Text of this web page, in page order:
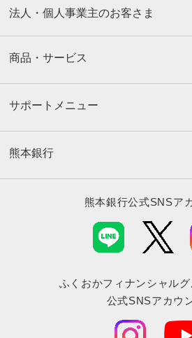
法人・個人事業主のお客さま
商品・サービス
サポートメニュー
熊本銀行
熊本銀行公式SNSア
ふくおかフィナンシャル
公式SNSアカウ